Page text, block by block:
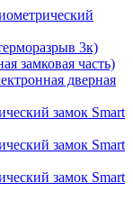
3к)
замковая часть)
дверная
замок Smart
замок Smart
замок Smart